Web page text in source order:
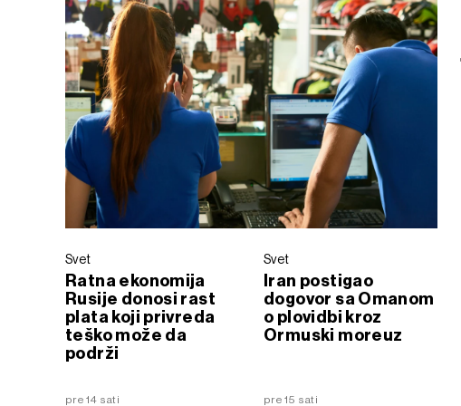
Svet
Ratna ekonomija
Rusije donosi rast
plata koji privreda
teško može da
podrži
pre 14 sati
Svet
Iran postigao
dogovor sa Omanom
o plovidbi kroz
Ormuski moreuz
pre 15 sati